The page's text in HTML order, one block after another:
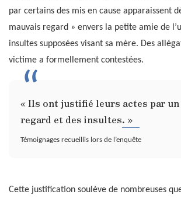
par certains des mis en cause apparaissent
mauvais regard » envers la petite amie de
insultes supposées visant sa mère. Des
victime a formellement contestées.
« Ils ont justifié leurs actes par un
regard et des insultes. »
Témoignages recueillis lors de l’enquête
Cette justification soulève de nombreuses